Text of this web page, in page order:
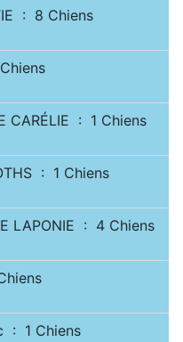
: 8 Chiens
CARÉLIE : 1 Chiens
: 1 Chiens
LAPONIE : 4 Chiens
: 1 Chiens